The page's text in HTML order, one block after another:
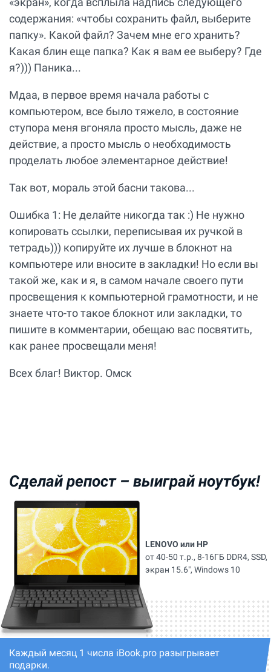
содержания: «чтобы сохранить файл, выберите
папку». Какой файл? Зачем мне его хранить?
Какая блин еще папка? Как я вам ее выберу? Где
я?))) Паника...
Мдаа, в первое время начала работы с
компьютером, все было тяжело, в состояние
ступора меня вгоняла просто мысль, даже не
действие, а просто мысль о необходимость
проделать любое элементарное действие!
Так вот, мораль этой басни такова...
Ошибка 1: Не делайте никогда так :) Не нужно
копировать ссылки, переписывая их ручкой в
тетрадь))) копируйте их лучше в блокнот на
компьютере или вносите в закладки! Но если вы
такой же, как и я, в самом начале своего пути
просвещения к компьютерной грамотности, и не
знаете что-то такое блокнот или закладки, то
пишите в комментарии, обещаю вас посвятить,
как ранее просвещали меня!
Всех благ! Виктор. Омск
Сделай репост – выиграй ноутбук!
Каждый месяц 1 числа iBook.pro разыгрывает
подарки.
LENOVO или HP
от 40-50 т.р., 8-16ГБ DDR4, SSD,
экран 15.6", Windows 10